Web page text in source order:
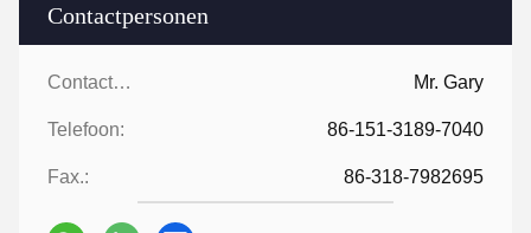
Contactpersonen
Contactpersonen: Mr. Gary
Telefoon: 86-151-3189-7040
Fax.: 86-318-7982695